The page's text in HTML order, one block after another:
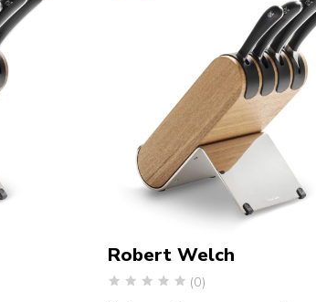
Robert Welch
(0)